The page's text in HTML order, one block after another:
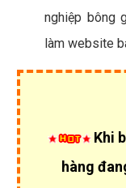
nghiệp bông
làm website
Khi
hàng